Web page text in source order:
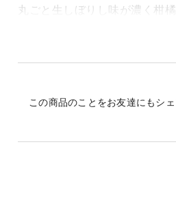
丸ごと生しぼりし味が濃く柑
《八朔》ほんのり苦みがあり
ジンや酎ハイにも相性バツグ
この商品のことをお友達にもシ